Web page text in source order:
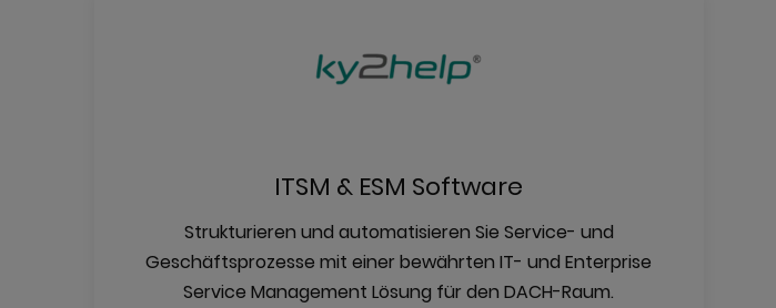
ITSM & ESM Software
Strukturieren und automatisieren Sie Service- und
Geschäftsprozesse mit einer bewährten IT- und Enterprise
Service Management Lösung für den DACH-Raum.